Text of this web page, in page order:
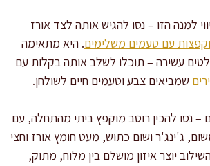
למנה הזו – נסו להגיש אותה לצד אורז
עם טעמים משלימים. היא מתאימה
עשירה – תוכלו לשלב אותה בקלות עם
שמביאים צבע וטעמים חיים לשולחן.
– נסו להכין רוטב מוקפץ ביתי מהתחלה, עם
ג'ינג'ר ושום כתוש, מעט חומץ אורז וחצי
יוצר איזון מושלם בין מלוח, מתוק,